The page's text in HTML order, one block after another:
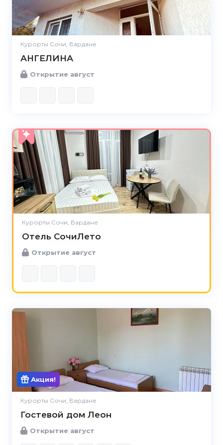
Курорты Сочи, Вардане
АНГЕЛИНА
Открытие август
Курорты Сочи, Вардане
Отель СочиЛето
Открытие август
Акция!
Курорты Сочи, Вардане
Гостевой дом Леон
Открытие август